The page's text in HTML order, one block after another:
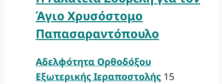
Άγιο Χρυσόστομο
Παπασαραντόπουλο
Αδελφότητα Ορθοδόξου
Εξωτερικής Ιεραποστολής 15